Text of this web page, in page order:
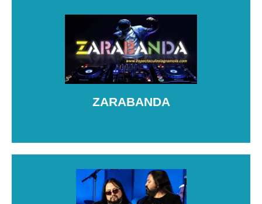
ZARABANDA
ZARABANDA
Zarabanda Discomóvil es un equipo de sonido móvil
que anima fiestas y eventos, llevando la mejor
música y ambiente. Se encarga de asegurar
diversión y ritmo en cada celebración.